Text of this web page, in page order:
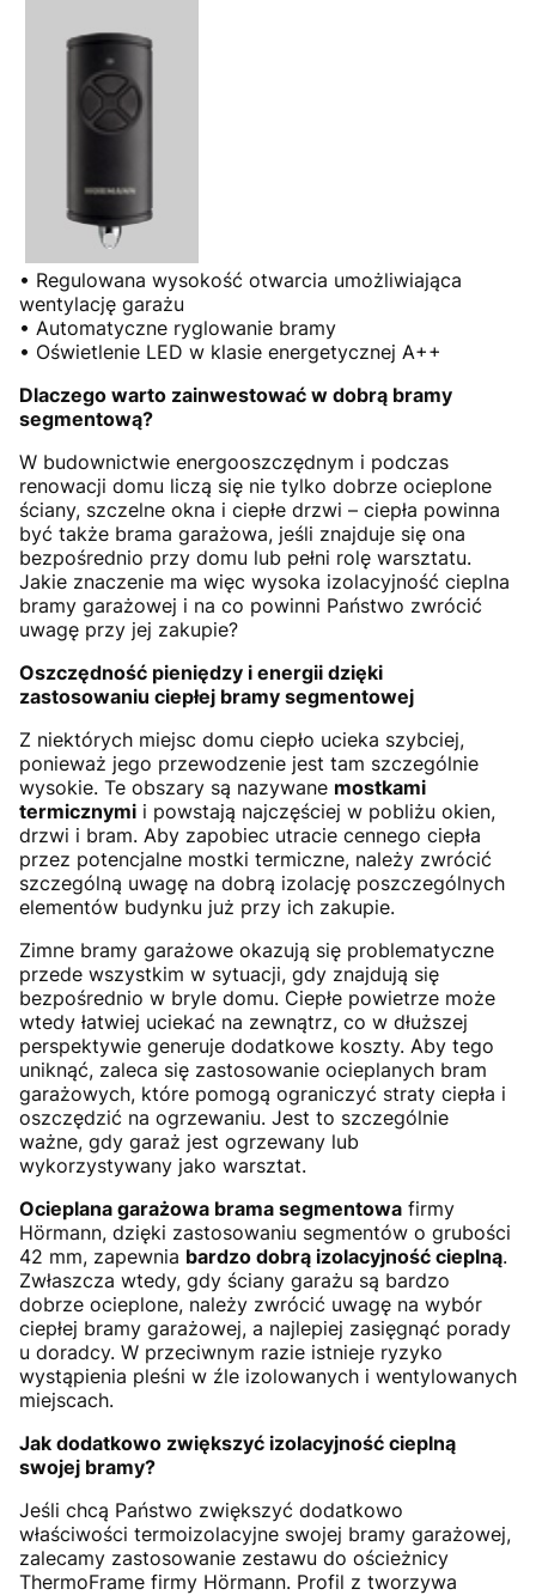
• Regulowana wysokość otwarcia umożliwiająca
wentylację garażu
• Automatyczne ryglowanie bramy
• Oświetlenie LED w klasie energetycznej A++
Dlaczego warto zainwestować w dobrą bramy
segmentową?
W budownictwie energooszczędnym i podczas
renowacji domu liczą się nie tylko dobrze ocieplone
ściany, szczelne okna i ciepłe drzwi – ciepła powinna
być także brama garażowa, jeśli znajduje się ona
bezpośrednio przy domu lub pełni rolę warsztatu.
Jakie znaczenie ma więc wysoka izolacyjność cieplna
bramy garażowej i na co powinni Państwo zwrócić
uwagę przy jej zakupie?
Oszczędność pieniędzy i energii dzięki
zastosowaniu ciepłej bramy segmentowej
Z niektórych miejsc domu ciepło ucieka szybciej,
ponieważ jego przewodzenie jest tam szczególnie
wysokie. Te obszary są nazywane mostkami
termicznymi i powstają najczęściej w pobliżu okien,
drzwi i bram. Aby zapobiec utracie cennego ciepła
przez potencjalne mostki termiczne, należy zwrócić
szczególną uwagę na dobrą izolację poszczególnych
elementów budynku już przy ich zakupie.
Zimne bramy garażowe okazują się problematyczne
przede wszystkim w sytuacji, gdy znajdują się
bezpośrednio w bryle domu. Ciepłe powietrze może
wtedy łatwiej uciekać na zewnątrz, co w dłuższej
perspektywie generuje dodatkowe koszty. Aby tego
uniknąć, zaleca się zastosowanie ocieplanych bram
garażowych, które pomogą ograniczyć straty ciepła i
oszczędzić na ogrzewaniu. Jest to szczególnie
ważne, gdy garaż jest ogrzewany lub
wykorzystywany jako warsztat.
Ocieplana garażowa brama segmentowa firmy
Hörmann, dzięki zastosowaniu segmentów o grubości
42 mm, zapewnia bardzo dobrą izolacyjność cieplną.
Zwłaszcza wtedy, gdy ściany garażu są bardzo
dobrze ocieplone, należy zwrócić uwagę na wybór
ciepłej bramy garażowej, a najlepiej zasięgnąć porady
u doradcy. W przeciwnym razie istnieje ryzyko
wystąpienia pleśni w źle izolowanych i wentylowanych
miejscach.
Jak dodatkowo zwiększyć izolacyjność cieplną
swojej bramy?
Jeśli chcą Państwo zwiększyć dodatkowo
właściwości termoizolacyjne swojej bramy garażowej,
zalecamy zastosowanie zestawu do ościeżnicy
ThermoFrame firmy Hörmann. Profil z tworzywa